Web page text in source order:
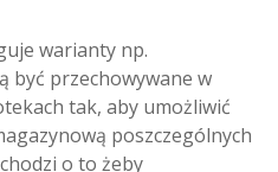
warianty np.
być przechowywane w
tak, aby umożliwić
poszczególnych
o to żeby